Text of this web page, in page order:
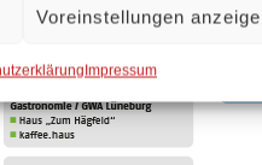
Voreinstellungen
Impressum